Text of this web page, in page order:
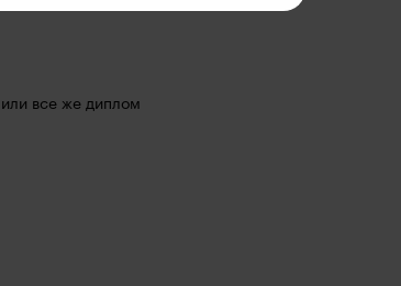
все же диплом